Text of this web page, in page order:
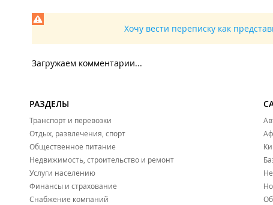
Хочу вести переписку как
Загружаем комментарии...
РАЗДЕЛЫ
Транспорт и перевозки
Отдых, развлечения, спорт
Общественное питание
Недвижимость, строительство и ремонт
Услуги населению
Финансы и страхование
Снабжение компаний